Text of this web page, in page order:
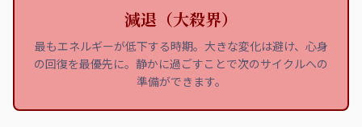
減退（大殺界）
最もエネルギーが低下する時期。大きな変化は避け、心身
の回復を最優先に。静かに過ごすことで次のサイクルへの
準備ができます。